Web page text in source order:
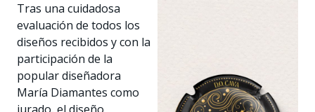
Tras una cuidadosa
evaluación de todos los
diseños recibidos y con la
participación de la
popular diseñadora
María Diamantes como